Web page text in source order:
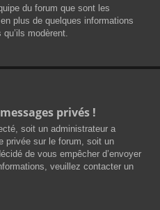
du forum que sont les
plus de quelques informations
modèrent.
privés !
soit un administrateur a
privée sur le forum, soit un
de vous empêcher d’envoyer
veuillez contacter un